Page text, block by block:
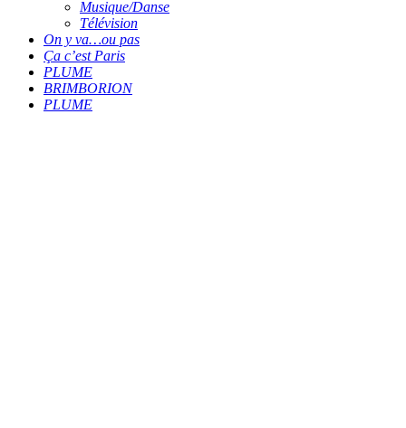
Musique/Danse
Télévision
On y va…ou pas
Ça c’est Paris
PLUME
BRIMBORION
PLUME